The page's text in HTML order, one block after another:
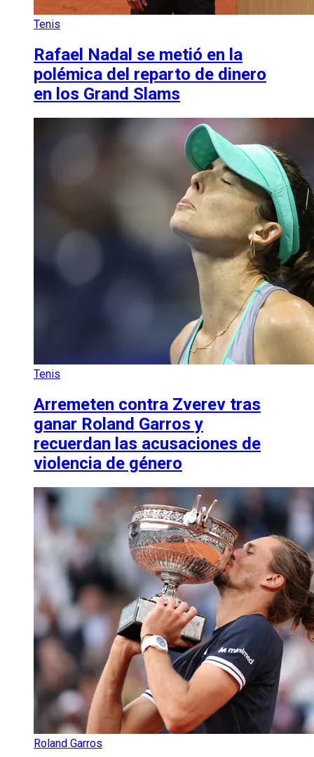
Tenis
Rafael Nadal se metió en la
polémica del reparto de dinero
en los Grand Slams
Tenis
Arremeten contra Zverev tras
ganar Roland Garros y
recuerdan las acusaciones de
violencia de género
Roland Garros